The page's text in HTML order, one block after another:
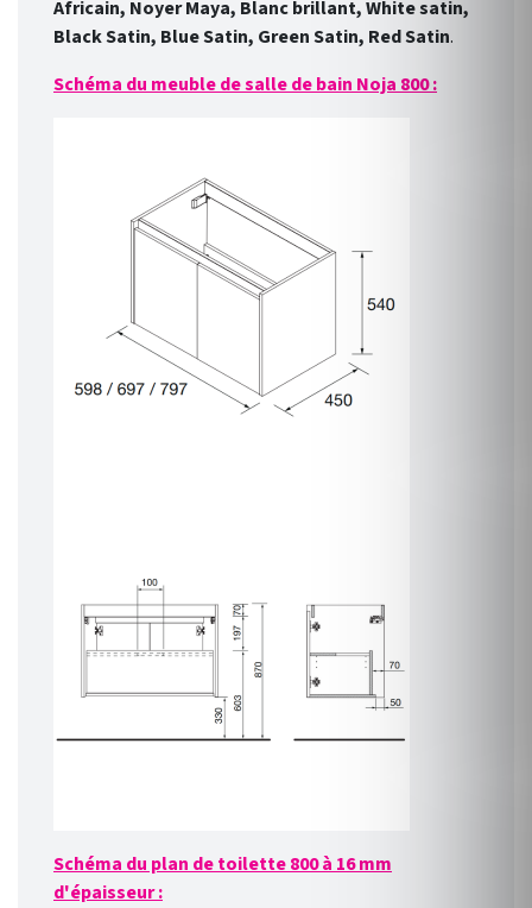
Africain, Noyer Maya, Blanc brillant, White satin,
Black Satin, Blue Satin, Green Satin, Red Satin.
Schéma du meuble de salle de bain Noja 800 :
Schéma du plan de toilette 800 à 16 mm
d'épaisseur :